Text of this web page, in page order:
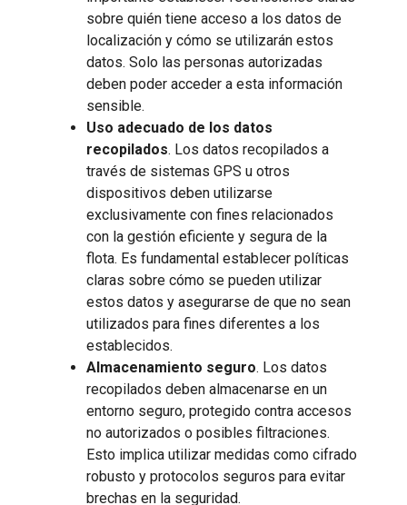
sobre quién tiene acceso a los datos de
localización y cómo se utilizarán estos
datos. Solo las personas autorizadas
deben poder acceder a esta información
sensible.
Uso adecuado de los datos
recopilados. Los datos recopilados a
través de sistemas GPS u otros
dispositivos deben utilizarse
exclusivamente con fines relacionados
con la gestión eficiente y segura de la
flota. Es fundamental establecer políticas
claras sobre cómo se pueden utilizar
estos datos y asegurarse de que no sean
utilizados para fines diferentes a los
establecidos.
Almacenamiento seguro. Los datos
recopilados deben almacenarse en un
entorno seguro, protegido contra accesos
no autorizados o posibles filtraciones.
Esto implica utilizar medidas como cifrado
robusto y protocolos seguros para evitar
brechas en la seguridad.